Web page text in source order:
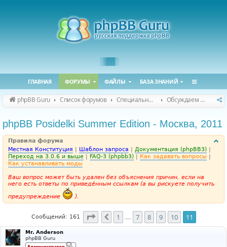
ГЛАВНАЯ ФОРУМЫ ФАЙЛЫ БАЗА ЗНАНИЙ
phpBB Guru Список форумов Специальные форумы Обсуждаем сайт и конференцию
phpBB Posidelki Summer Edition - Москва, 2011
Правила форума
Местная Конституция | Шаблон запроса | Документация (phpBB3) |
Переход на 3.0.6 и выше | FAQ-3 (phpbb3) | Как задавать вопросы |
Как устанавливать моды
Ваш вопрос может быть удален без объяснения причин, если на
него есть ответы по приведённым ссылкам (а вы рискуете получить
предупреждение
).
Сообщений: 161 Страница11 из 11
Пред.
1 7 8 9 10 11
Mr. Anderson
phpBB Guru